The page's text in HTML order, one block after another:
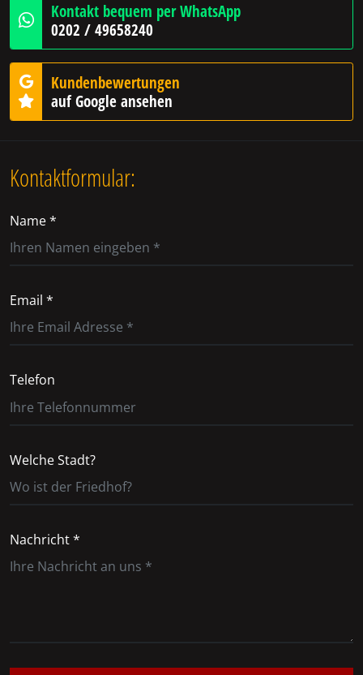
Kontakt bequem per WhatsApp
0202 / 49658240
Kundenbewertungen
auf Google ansehen
Kontaktformular:
Name *
Email *
Telefon
Welche Stadt?
Nachricht *